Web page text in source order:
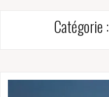
Catégorie :